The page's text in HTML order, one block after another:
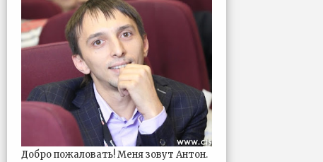
Добро пожаловать! Меня зовут Антон.